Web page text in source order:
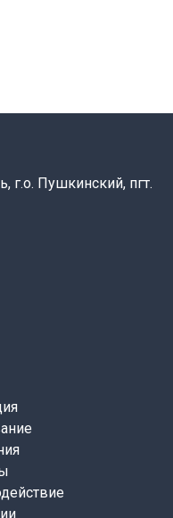
г.о. Пушкинский, пгт.